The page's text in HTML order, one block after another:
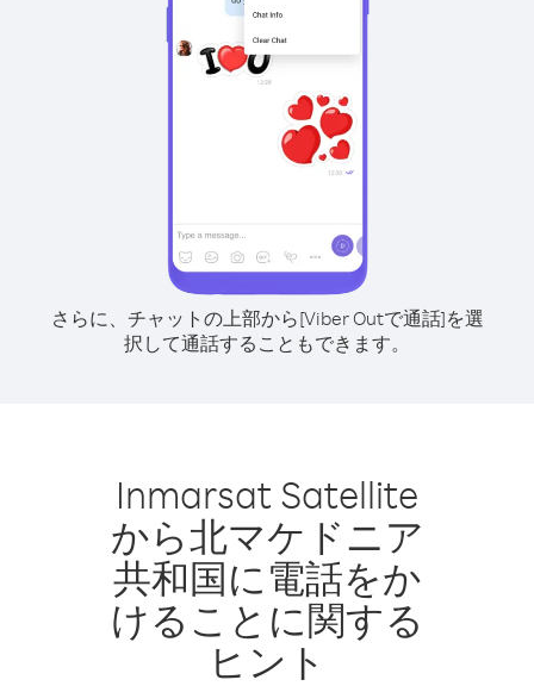
さらに、チャットの上部から[Viber Outで通話]を選
択して通話することもできます。
Inmarsat Satellite
から北マケドニア
共和国に電話をか
けることに関する
ヒント